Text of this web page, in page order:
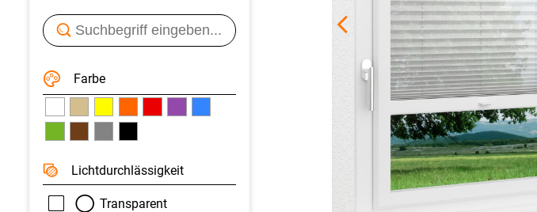
Farbe
Licht­durchlässigkeit
Transparent